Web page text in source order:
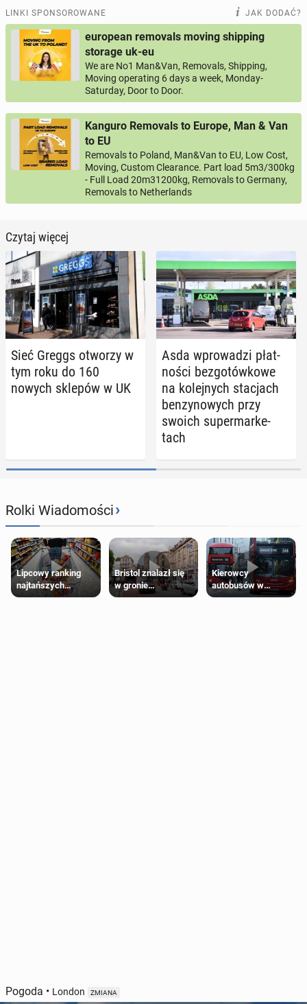
LINKI SPONSOROWANE JAK DODAĆ?
european removals moving shipping
storage uk-eu
We are No1 Man&Van, Removals, Shipping,
Moving operating 6 days a week, Monday-
Saturday, Door to Door.
Kanguro Removals to Europe, Man & Van
to EU
Removals to Poland, Man&Van to EU, Low Cost,
Moving, Custom Clearance. Part load 5m3/300kg
- Full Load 20m31200kg, Removals to Germany,
Removals to Netherlands
Czytaj więcej
Sieć Greggs otworzy w
tym roku do 160
nowych sklepów w UK
Asda wpro­wa­dzi płat­
no­ści bez­go­tów­ko­we
na ko­lej­nych sta­cjach
ben­zy­no­wych przy
swoich su­per­mar­ke­
tach
Rolki Wiadomości›
Lipcowy ranking
najtańszych
supermarketów
Bristol znalazł się
w gronie
najlepszych
Kierowcy
autobusów w
Londynie
Pogoda • London ZMIANA